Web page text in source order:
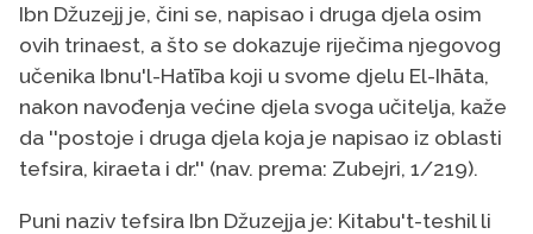
Ibn Džuzejj je, čini se, napisao i druga djela osim
ovih trinaest, a što se dokazuje riječima njegovog
učenika Ibnu'l-Hatība koji u svome djelu El-Ihāta,
nakon navođenja većine djela svoga učitelja, kaže
da ''postoje i druga djela koja je napisao iz oblasti
tefsira, kiraeta i dr.'' (nav. prema: Zubejri, 1/219).
Puni naziv tefsira Ibn Džuzejja je: Kitabu't-teshil li